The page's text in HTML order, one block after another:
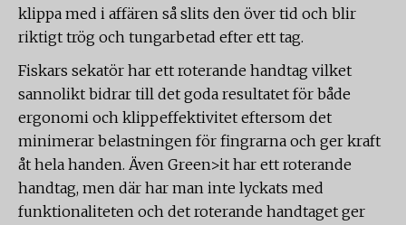
klippa med i affären så slits den över tid och blir
riktigt trög och tungarbetad efter ett tag.
Fiskars sekatör har ett roterande handtag vilket
sannolikt bidrar till det goda resultatet för både
ergonomi och klippeffektivitet eftersom det
minimerar belastningen för fingrarna och ger kraft
åt hela handen. Även Green>it har ett roterande
handtag, men där har man inte lyckats med
funktionaliteten och det roterande handtaget ger